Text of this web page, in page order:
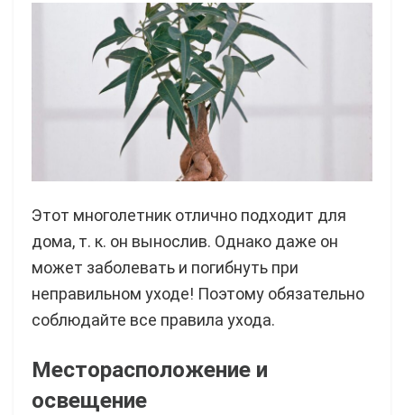
Этот многолетник отлично подходит для
дома, т. к. он вынослив. Однако даже он
может заболевать и погибнуть при
неправильном уходе! Поэтому обязательно
соблюдайте все правила ухода.
Месторасположение и
освещение